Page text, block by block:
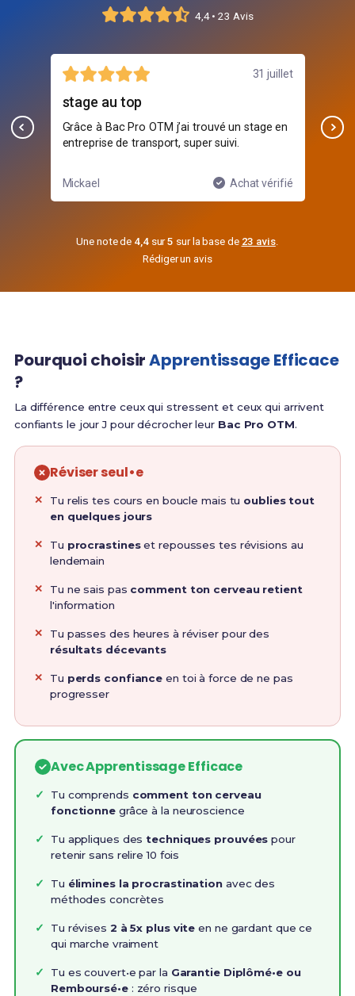
4,4 • 23 Avis
31 juillet
stage au top
Grâce à Bac Pro OTM j’ai trouvé un stage en
entreprise de transport, super suivi.
Mickael Achat vérifié
Une note de 4,4sur5 sur la base de 23 avis.
Rédiger un avis
Pourquoi choisirApprentissage Efficace
?
La différence entre ceux qui stressent et ceux qui arrivent
confiants le jour J pour décrocher leur Bac Pro OTM.
Réviser seul•e
Tu relis tes cours en boucle mais tu oublies tout
en quelques jours
Tu procrastineset repousses tes révisions au
lendemain
Tu ne sais pas comment ton cerveau retient
l'information
Tu passes des heures à réviser pour des
résultats décevants
Tu perds confiance en toi à force de ne pas
progresser
Avec Apprentissage Efficace
Tu comprends comment ton cerveau
fonctionnegrâce à la neuroscience
Tu appliques destechniques prouvées pour
retenir sans relire 10 fois
Tu élimines la procrastinationavec des
méthodes concrètes
Tu révises 2 à 5x plus vite en ne gardant que ce
qui marche vraiment
Tu es couvert•e par la Garantie Diplômé•e ou
Remboursé•e: zéro risque